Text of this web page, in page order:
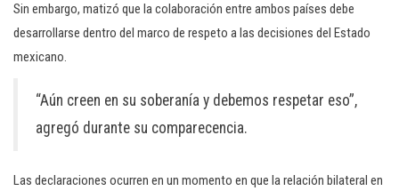
Sin embargo, matizó que la colaboración entre ambos países debe
desarrollarse dentro del marco de respeto a las decisiones del Estado
mexicano.
“Aún creen en su soberanía y debemos respetar eso”,
agregó durante su comparecencia.
Las declaraciones ocurren en un momento en que la relación bilateral en